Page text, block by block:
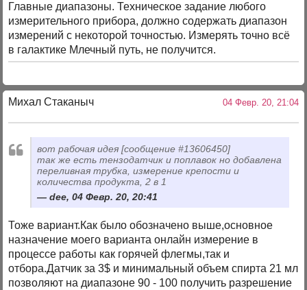
Главные диапазоны. Техническое задание любого
измерительного прибора, должно содержать диапазон
измерений с некоторой точностью. Измерять точно всё
в галактике Млечный путь, не получится.
Михал Стаканыч 04 Февр. 20, 21:04
вот рабочая идея [сообщение #13606450]
так же есть тензодатчик и поплавок но добавлена
переливная трубка, измерение крепости и
количества продукта, 2 в 1
dee, 04 Февр. 20, 20:41
Тоже вариант.Как было обозначено выше,основное
назначение моего варианта онлайн измерение в
процессе работы как горячей флегмы,так и
отбора.Датчик за 3$ и минимальный объем спирта 21 мл
позволяют на диапазоне 90 - 100 получить разрешение